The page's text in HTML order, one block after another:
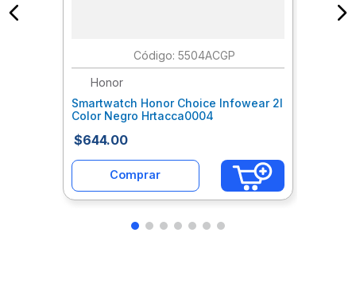
: 5504ACGP
Honor
Smartwatch Honor Choice Infowear 2I
Color Negro Hrtacca0004
$644.00
Comprar